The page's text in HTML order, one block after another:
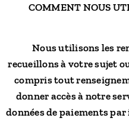
COMMENT NOUS
Nous utilisons les
recueillons à votre sujet
compris tout
donner accès à notre
données de paiements